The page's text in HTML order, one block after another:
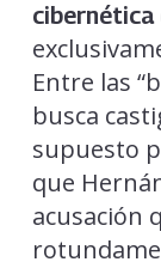
cibernética
Entre las
busca
supuesto
que
acusación